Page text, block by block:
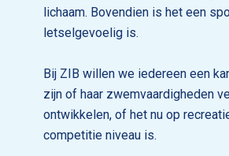
lichaam. Bovendien is het een
letselgevoelig is.
Bij ZIB willen we iedereen een
zijn of haar zwemvaardigheden
ontwikkelen, of het nu op
competitie niveau is.